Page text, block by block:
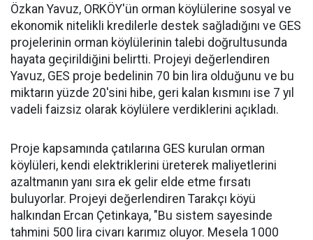
Özkan Yavuz, ORKÖY'ün orman köylülerine sosyal ve
ekonomik nitelikli kredilerle destek sağladığını ve GES
projelerinin orman köylülerinin talebi doğrultusunda
hayata geçirildiğini belirtti. Projeyi değerlendiren
Yavuz, GES proje bedelinin 70 bin lira olduğunu ve bu
miktarın yüzde 20'sini hibe, geri kalan kısmını ise 7 yıl
vadeli faizsiz olarak köylülere verdiklerini açıkladı.
Proje kapsamında çatılarına GES kurulan orman
köylüleri, kendi elektriklerini üreterek maliyetlerini
azaltmanın yanı sıra ek gelir elde etme fırsatı
buluyorlar. Projeyi değerlendiren Tarakçı köyü
halkından Ercan Çetinkaya, "Bu sistem sayesinde
tahmini 500 lira civarı karımız oluyor. Mesela 1000